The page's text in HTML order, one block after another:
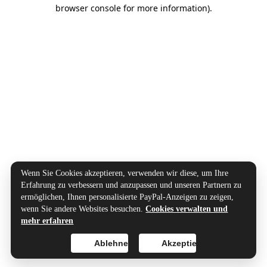
browser console for more information).
Wenn Sie Cookies akzeptieren, verwenden wir diese, um Ihre
Erfahrung zu verbessern und anzupassen und unseren Partnern zu
ermöglichen, Ihnen personalisierte PayPal-Anzeigen zu zeigen,
wenn Sie andere Websites besuchen.Cookies verwalten und
mehr erfahren
Akzeptieren
Ablehnen